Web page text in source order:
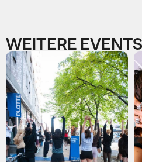
WEITERE EVENTS